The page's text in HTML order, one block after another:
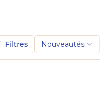
Filtres Nouveautés